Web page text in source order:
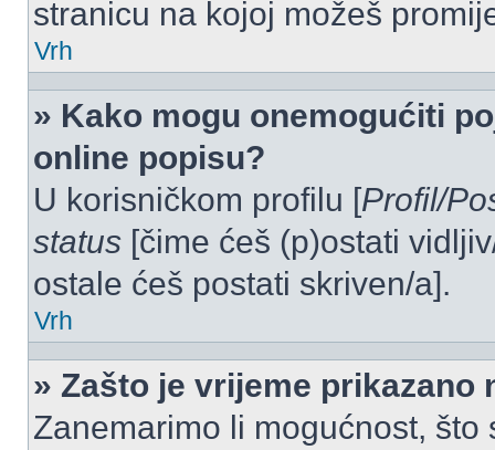
stranicu na kojoj možeš
Vrh
» Kako mogu onemogućiti
online popisu?
U korisničkom profilu [Profil/
status [čime ćeš (p)ostati
ostale ćeš postati skriven/a].
Vrh
» Zašto je vrijeme prikazano
Zanemarimo li mogućnost,